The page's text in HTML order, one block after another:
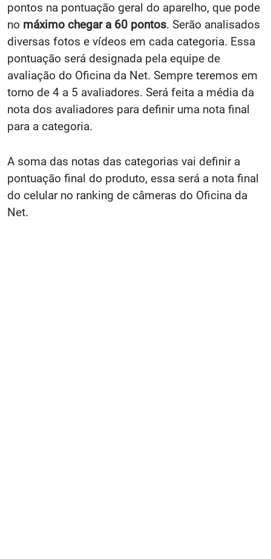
pontos na pontuação geral do aparelho, que pode
no máximo chegar a 60 pontos. Serão analisados
diversas fotos e vídeos em cada categoria. Essa
pontuação será designada pela equipe de
avaliação do Oficina da Net. Sempre teremos em
torno de 4 a 5 avaliadores. Será feita a média da
nota dos avaliadores para definir uma nota final
para a categoria.
A soma das notas das categorias vai definir a
pontuação final do produto, essa será a nota final
do celular no ranking de câmeras do Oficina da
Net.